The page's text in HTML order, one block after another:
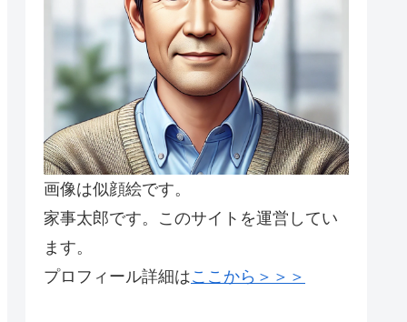
画像は似顔絵です。
家事太郎です。このサイトを運営してい
ます。
プロフィール詳細はここから＞＞＞